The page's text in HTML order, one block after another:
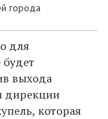
города
для
выхода
дирекции
которая